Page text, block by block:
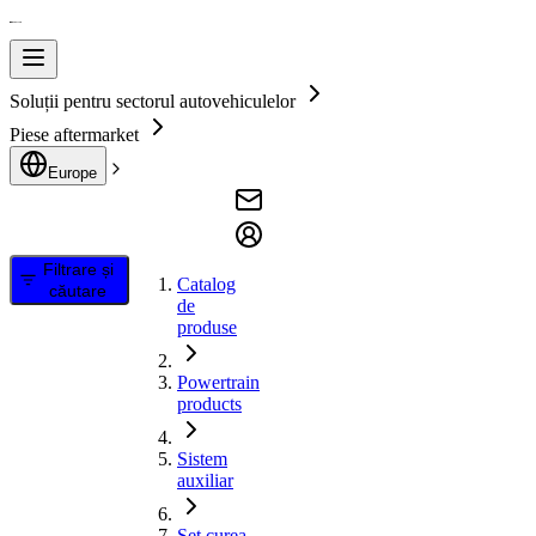
Soluții pentru sectorul autovehiculelor
Piese aftermarket
Europe
Filtrare și
căutare
Catalog
de
produse
Powertrain
products
Sistem
auxiliar